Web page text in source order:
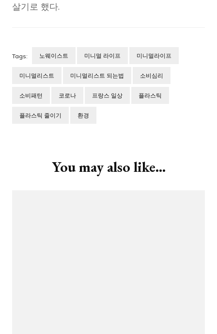
살기로 했다.
Tags: 노웨이스트 미니멀 라이프 미니멀라이프
미니멀리스트 미니멀리스트 되는법 소비심리
소비패턴 코로나 프랑스 일상 플라스틱
플라스틱 줄이기 환경
You may also like...